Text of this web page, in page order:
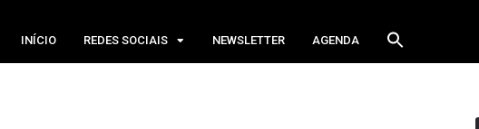
INÍCIO REDES SOCIAIS NEWSLETTER AGENDA